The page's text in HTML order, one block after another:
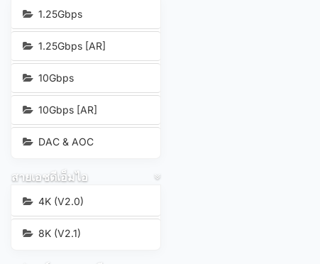
1.25Gbps
1.25Gbps [AR]
10Gbps
10Gbps [AR]
DAC & AOC
สายเอชดีเอ็มไอ
4K (V2.0)
8K (V2.1)